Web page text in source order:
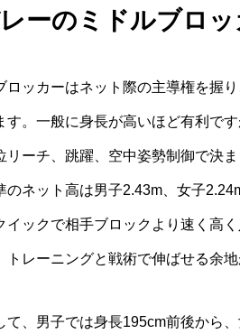
ーのミドルブロ
ロッカーはネット際の主導権を握
す。一般に身長が高いほど有利で
リーチ、跳躍、空中姿勢制御で決ま
のネット高は男子2.43m、女子
イックで相手ブロックより速く高
トレーニングと戦術で伸ばせる余
て、男子では身長195cm前後から